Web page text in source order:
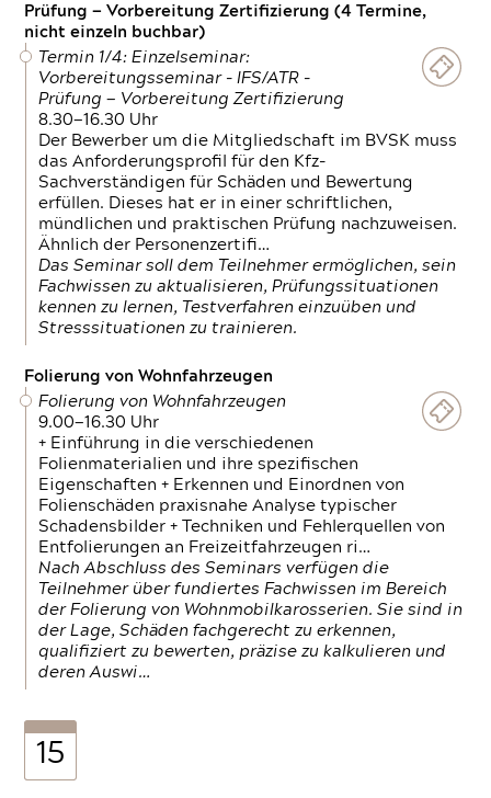
Prüfung — Vorbereitung Zertifizierung (4 Termine,
nicht einzeln buchbar)
Termin 1/4: Einzelseminar:
Vorbereitungsseminar - IFS/ATR -
Prüfung — Vorbereitung Zertifizierung
8.30—16.30 Uhr
Der Bewerber um die Mitgliedschaft im BVSK muss
das Anforderungsprofil für den Kfz-
Sachverständigen für Schäden und Bewertung
erfüllen. Dieses hat er in einer schriftlichen,
mündlichen und praktischen Prüfung nachzuweisen.
Ähnlich der Personenzertifi…
Das Seminar soll dem Teilnehmer ermöglichen, sein
Fachwissen zu aktualisieren, Prüfungssituationen
kennen zu lernen, Testverfahren einzuüben und
Stresssituationen zu trainieren.
Folierung von Wohnfahrzeugen
Folierung von Wohnfahrzeugen
9.00—16.30 Uhr
+ Einführung in die verschiedenen
Folienmaterialien und ihre spezifischen
Eigenschaften + Erkennen und Einordnen von
Folienschäden praxisnahe Analyse typischer
Schadensbilder + Techniken und Fehlerquellen von
Entfolierungen an Freizeitfahrzeugen ri…
Nach Abschluss des Seminars verfügen die
Teilnehmer über fundiertes Fachwissen im Bereich
der Folierung von Wohnmobilkarosserien. Sie sind in
der Lage, Schäden fachgerecht zu erkennen,
qualifiziert zu bewerten, präzise zu kalkulieren und
deren Auswi…
15